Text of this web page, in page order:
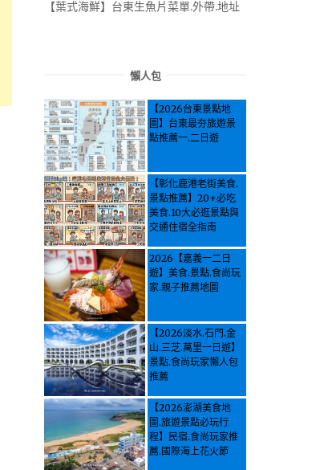
【葉式海鮮】台東生魚片菜單.外帶.地址
懶人包
【2026台東景點地
圖】台東最夯旅遊景
點推薦一.二日遊
【彰化鹿港老街美食.
景點推薦】20+必吃
美食.10大必逛景點與
交通住宿全指南
2026【嘉義一二日
遊】美食.景點.食尚玩
家.親子推薦地圖
【2026淡水.石門.金
山.三芝.萬里一日遊】
景點.食尚玩家懶人包
推薦
【2026澎湖美食地
圖.旅遊景點必玩行
程】民宿.食尚玩家推
薦.國際海上花火節